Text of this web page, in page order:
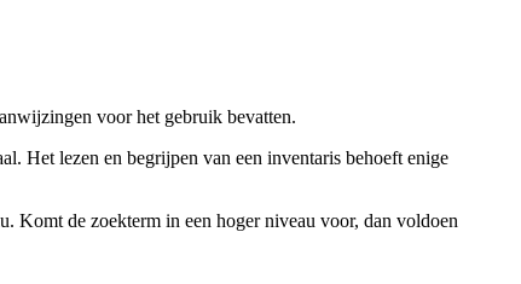
voor het gebruik bevatten.
Het lezen en begrijpen van een inventaris behoeft enige
Komt de zoekterm in een hoger niveau voor, dan voldoen